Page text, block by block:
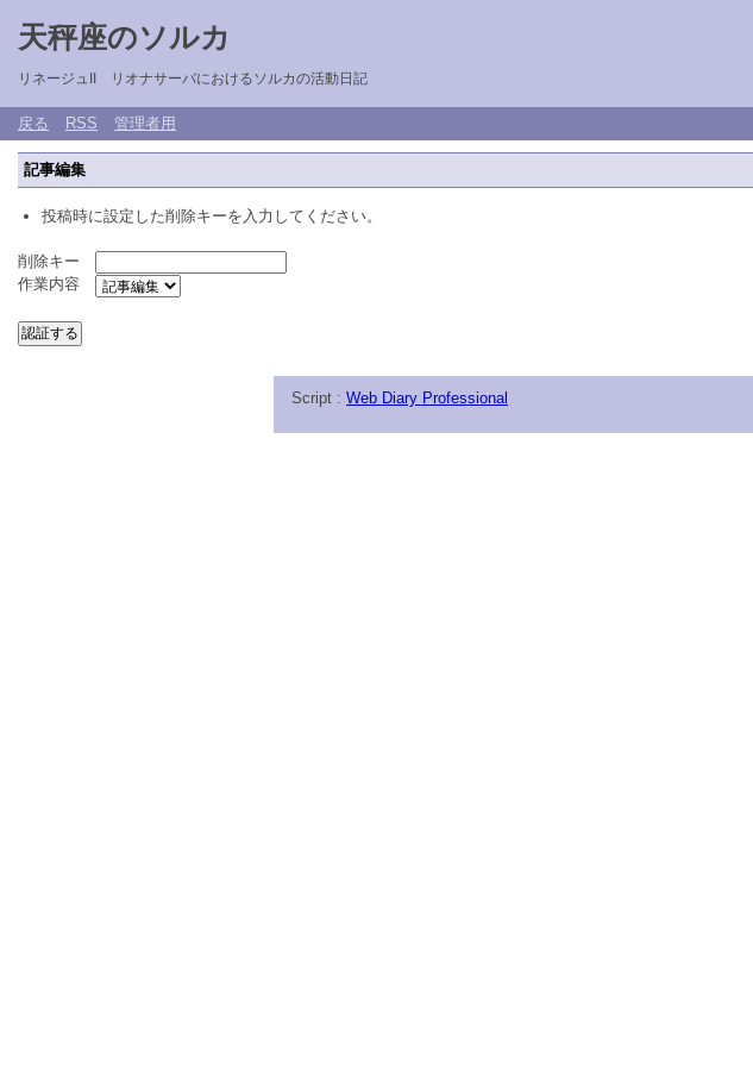
天秤座のソルカ
リネージュII リオナサーバにおけるソルカの活動日記
戻る RSS 管理者用
記事編集
投稿時に設定した削除キーを入力してください。
削除キー
作業内容
Script : Web Diary Professional